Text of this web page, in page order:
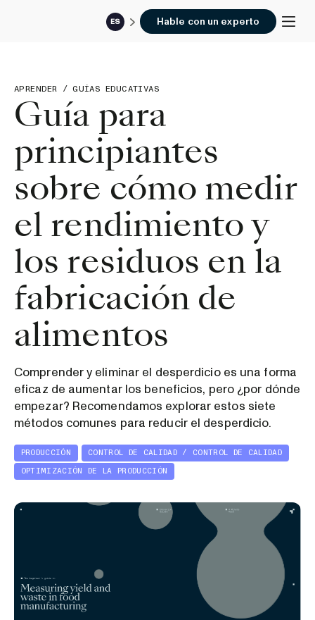
ES Hable con un experto
APRENDER / GUÍAS EDUCATIVAS
Guía para
principiantes
sobre cómo medir
el rendimiento y
los residuos en la
fabricación de
alimentos
Comprender y eliminar el desperdicio es una forma
eficaz de aumentar los beneficios, pero ¿por dónde
empezar? Recomendamos explorar estos siete
métodos comunes para reducir el desperdicio.
PRODUCCIÓN
CONTROL DE CALIDAD / CONTROL DE CALIDAD
OPTIMIZACIÓN DE LA PRODUCCIÓN